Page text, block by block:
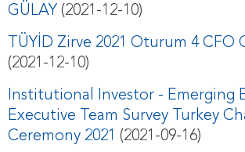
GÜLAY (2021-12-10)
TÜYİD Zirve 2021 Oturum 4 CFO
(2021-12-10)
Institutional Investor - Emerging
Executive Team Survey Turkey
Ceremony 2021 (2021-09-16)